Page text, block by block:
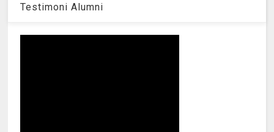
Testimoni Alumni